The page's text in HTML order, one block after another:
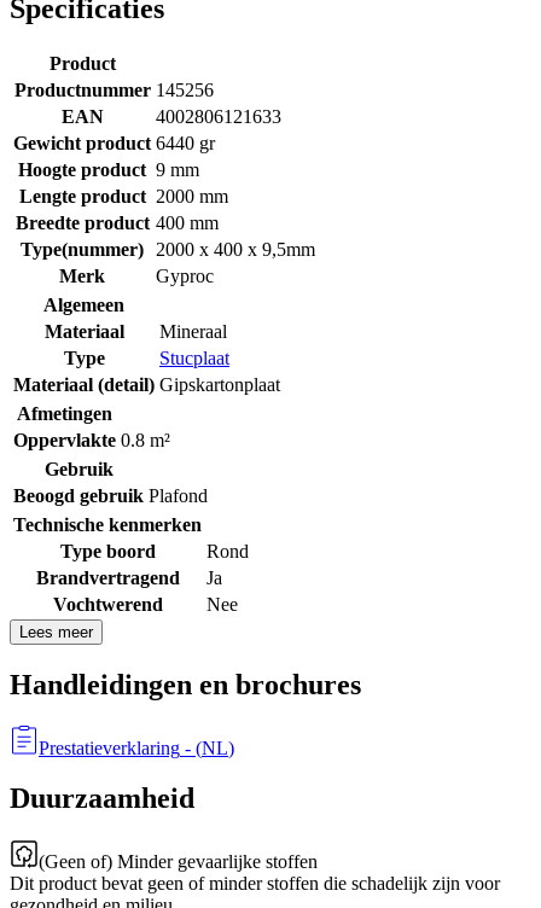
Specificaties
Product
Productnummer 145256
EAN
4002806121633
Gewicht product 6440 gr
Hoogte product 9 mm
Lengte product 2000 mm
Breedte product 400 mm
Type(nummer)
2000 x 400 x 9,5mm
Merk
Gyproc
Algemeen
Materiaal
Mineraal
Type
Stucplaat
Materiaal (detail) Gipskartonplaat
Afmetingen
Oppervlakte 0.8 m²
Gebruik
Beoogd gebruik Plafond
Technische kenmerken
Type boord
Rond
Brandvertragend
Ja
Vochtwerend
Nee
Lees meer
Handleidingen en brochures
Prestatieverklaring - (NL)
Duurzaamheid
(Geen of) Minder gevaarlijke stoffen
Dit product bevat geen of minder stoffen die schadelijk zijn voor